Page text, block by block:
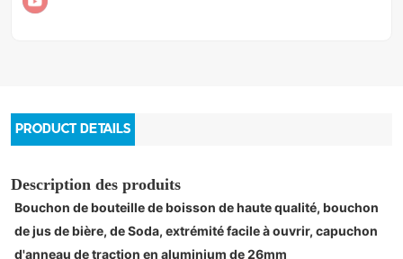
PRODUCT DETAILS
Description des produits
Bouchon de bouteille de boisson de haute qualité, bouchon
de jus de bière, de Soda, extrémité facile à ouvrir, capuchon
d'anneau de traction en aluminium de 26mm